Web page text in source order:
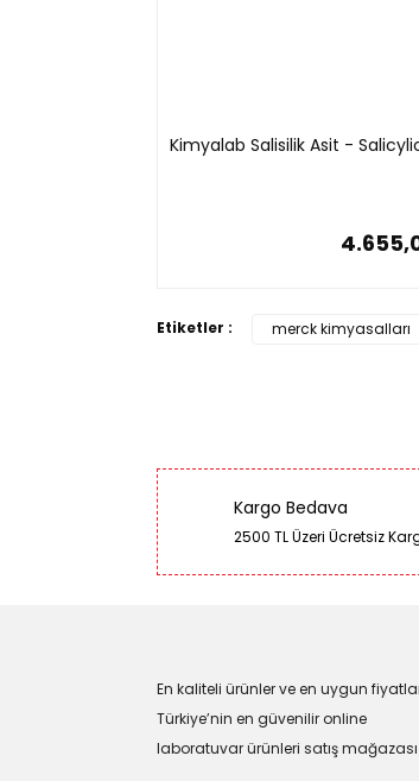
Kimyalab Salisilik Asit -
Etiketler : merck kimyasalları
Kargo Bedava
2500 TL Üzeri Ücretsiz
En kaliteli ürünler ve en uygun
Türkiye’nin en güvenilir online
laboratuvar ürünleri satış mağazası